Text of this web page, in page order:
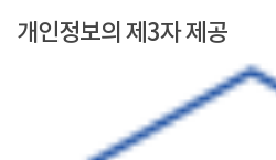
개인정보의 제3자 제공